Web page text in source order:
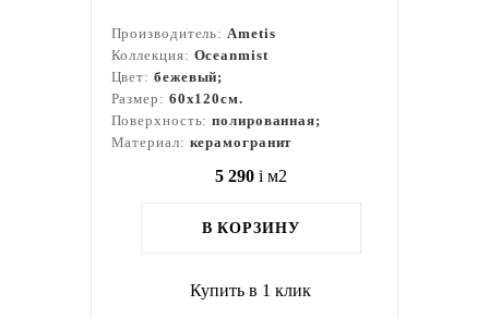
Производитель:Ametis
Коллекция: Oceanmist
Цвет: бежевый;
Размер: 60x120см.
Поверхность:полированная;
Материал: керамогранит
5 290 i м2
В КОРЗИНУ
Купить в 1 клик